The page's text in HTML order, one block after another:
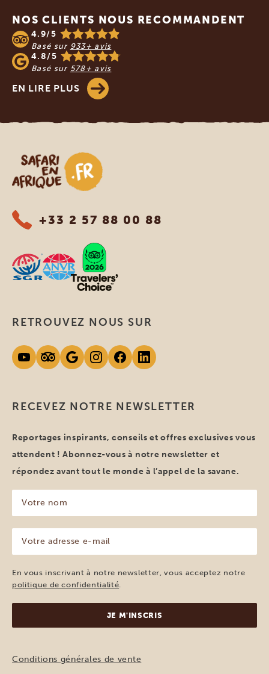
NOS CLIENTS NOUS RECOMMANDENT
4.9/5
Basé sur 933+ avis
4.8/5
Basé sur 578+ avis
EN LIRE PLUS
Safari en Afrique
+33 2 57 88 00 88
RECEVEZ NOTRE NEWSLETTER
Reportages inspirants, conseils et offres exclusives vous
attendent ! Abonnez-vous à notre newsletter et
répondez avant tout le monde à l’appel de la savane.
nom
(Nécessaire)
adresse
e-
mail
(Nécessaire)
En vous inscrivant à notre newsletter, vous acceptez notre
politique de confidentialité
RETROUVEZ NOUS SUR
Conditions générales de vente